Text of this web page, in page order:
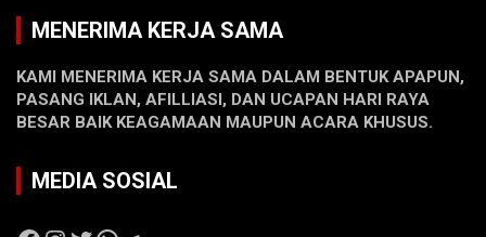
MENERIMA KERJA SAMA
KAMI MENERIMA KERJA SAMA DALAM BENTUK APAPUN,
PASANG IKLAN, AFILLIASI, DAN UCAPAN HARI RAYA
BESAR BAIK KEAGAMAAN MAUPUN ACARA KHUSUS.
MEDIA SOSIAL